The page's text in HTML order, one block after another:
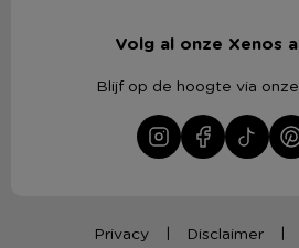
Volg al onze Xenos
Blijf op de hoogte via
Privacy Disclaimer